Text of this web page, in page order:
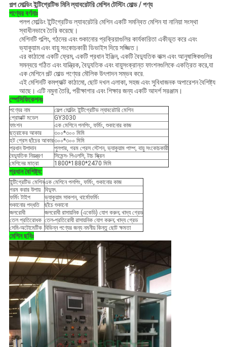
পল্প মোল্ডিং ইন্টিগ্রেটিভ মিনি ল্যাবরেটরি মেশিন টেস্টিং মোল্ড / পণ্য
পণ্যের বর্ণনাঃ
পলপ মোল্ডিং ইন্টিগ্রেটিভ ল্যাবরেটরি মেশিন একটি সমন্বিত মেশিন যা নানিয়া সংস্থা
স্বাধীনভাবে তৈরি করেছে।
মেশিনটি পল্পিং, গঠনের এবং শুকানোর প্রক্রিয়াগুলির কার্যকারিতা একীভূত করে এবং
ভ্যাকুয়াম এবং বায়ু সংকোচকারী ডিভাইস দিয়ে সজ্জিত।
এর কাঠামো একটি ফ্রেম, একটি প্রধান ইঞ্জিন, একটি বৈদ্যুতিক বাক্স এবং আনুষাঙ্গিকগুলির
সমন্বয়ে গঠিত এবং যান্ত্রিক, বৈদ্যুতিক এবং বায়ুসংক্রান্ত ফাংশনগুলিকে একত্রিত করে,যা
এক মেশিনে পল্ট মোল্ড পণ্যের মৌলিক উৎপাদন সম্ভব করে.
এই মেশিনটি কমপ্যাক্ট কাঠামো, ছোট দখল এলাকা, সহজ এবং সুবিধাজনক অপারেশন বৈশিষ্ট্য
আছে। এটি নমুনা তৈরি, পরীক্ষাগার এবং শিক্ষার জন্য একটি আদর্শ সরঞ্জাম।
স্পেসিফিকেশনঃ
পণ্যের নাম
সেল্প মোল্ডিং ইন্টিগ্রেটিভ ল্যাবরেটরি মেশিন
প্রোডাক্ট মডেল
GY3030
ফাংশন
এক মেশিনে পলপিং, ফর্মিং, শুকানোর কাজ
ছত্রাকের আকার
৩০০*৩০০ মিমি
হট প্রেস ছাঁচের আকার৩০০*৩০০ মিমি
প্রধান উপাদান
পুলপার, গরম প্রেস স্টেশন, ভ্যাকুয়াম পাম্প, বায়ু সংকোচকারী
বৈদ্যুতিক নিয়ন্ত্রণ
সিমেন্স- পিএলসি, টাচ স্ক্রিন
মেশিনের মাত্রা
1800*1880*2470 মিমি
প্রধান বৈশিষ্ট্য:
ইন্টিগ্রেটিভ মেশিনএক মেশিনে পলপিং, ফর্মিং, শুকানোর কাজ
গরম করার উপায় বিদ্যুৎ
ফর্মিং টাইপ
ভ্যাকুয়াম সাকশন, থার্মোফর্মিং
শুকানোর পদ্ধতি
ছাঁচে শুকানো
জলরোধী
জলরোধী রাসায়নিক (একেডি) যোগ করুন; খাদ্য গ্রেড
তেল প্রতিরোধক তেল-প্রতিরোধী রাসায়নিক যোগ করুন; খাদ্য গ্রেড
সেমি-অটোমেটিক বিভিন্ন পণ্যের জন্য নমনীয় কিন্তু ছোট ক্ষমতা
মেশিন ছবিঃ